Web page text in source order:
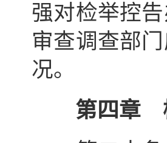
强对检举控
审查调查部
况。
第四章